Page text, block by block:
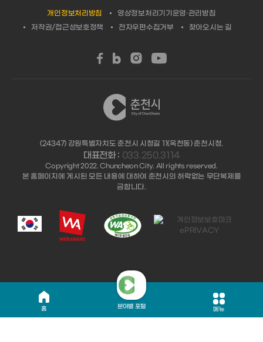
홈 분야별 포털 메뉴
개인정보처리방침
영상정보처리기기운영·관리방침
저작권/접근성보호정책
전자우편수집거부 찾아오시는 길
(24347) 강원특별자치도 춘천시 시청길 11(옥천동) 춘천시청.
대표전화 : 033.250.3114
Copyright 2022. Chuncheon City. All rights reserved.
본 홈페이지에 게시된 모든 내용에 대하여 춘천시의 허락없는 무단복제를
금합니다.